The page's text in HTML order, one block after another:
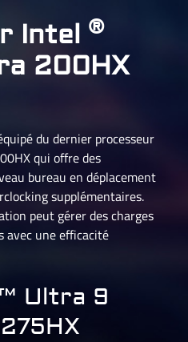
Intel ®
200HX
du dernier processeur
qui offre des
bureau en déplacement
supplémentaires.
peut gérer des charges
avec une efficacité
Ultra 9